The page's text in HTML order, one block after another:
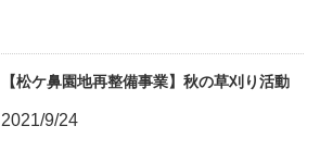
【松ケ鼻園地再整備事業】秋の草刈り活動
2021/9/24